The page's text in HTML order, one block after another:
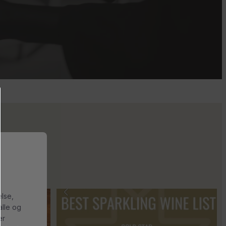
🍾 Fredagssmagningerne lever – og de næste er lige...
og